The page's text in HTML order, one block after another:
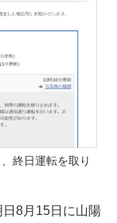
終日運転を取り
8月15日に山陽